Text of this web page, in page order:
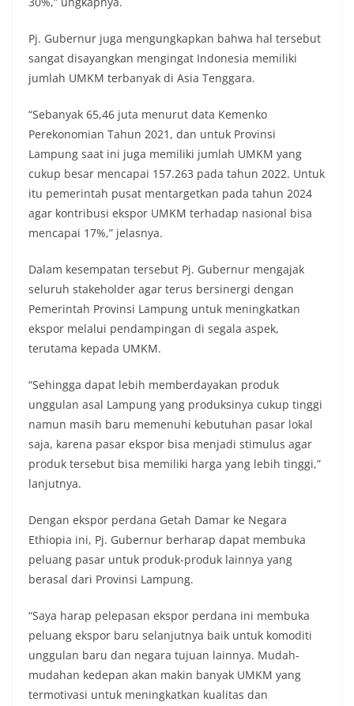
Pj. Gubernur juga mengungkapkan bahwa hal tersebut
sangat disayangkan mengingat Indonesia memiliki
jumlah UMKM terbanyak di Asia Tenggara.
“Sebanyak 65,46 juta menurut data Kemenko
Perekonomian Tahun 2021, dan untuk Provinsi
Lampung saat ini juga memiliki jumlah UMKM yang
cukup besar mencapai 157.263 pada tahun 2022. Untuk
itu pemerintah pusat mentargetkan pada tahun 2024
agar kontribusi ekspor UMKM terhadap nasional bisa
mencapai 17%,” jelasnya.
Dalam kesempatan tersebut Pj. Gubernur mengajak
seluruh stakeholder agar terus bersinergi dengan
Pemerintah Provinsi Lampung untuk meningkatkan
ekspor melalui pendampingan di segala aspek,
terutama kepada UMKM.
“Sehingga dapat lebih memberdayakan produk
unggulan asal Lampung yang produksinya cukup tinggi
namun masih baru memenuhi kebutuhan pasar lokal
saja, karena pasar ekspor bisa menjadi stimulus agar
produk tersebut bisa memiliki harga yang lebih tinggi,”
lanjutnya.
Dengan ekspor perdana Getah Damar ke Negara
Ethiopia ini, Pj. Gubernur berharap dapat membuka
peluang pasar untuk produk-produk lainnya yang
berasal dari Provinsi Lampung.
“Saya harap pelepasan ekspor perdana ini membuka
peluang ekspor baru selanjutnya baik untuk komoditi
unggulan baru dan negara tujuan lainnya. Mudah-
mudahan kedepan akan makin banyak UMKM yang
termotivasi untuk meningkatkan kualitas dan